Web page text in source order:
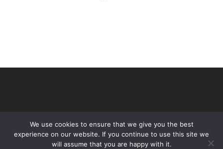
© 2026 VHIR Annual Report 2021.
We use cookies to ensure that we give you the best
experience on our website. If you continue to use this site we
will assume that you are happy with it.